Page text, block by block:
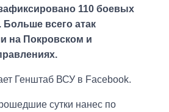
110 боевых
Больше всего атак
на Покровском и
Генштаб ВСУ в Facebook.
сутки нанес по